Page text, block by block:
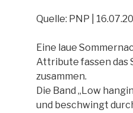
Quelle: PNP |
Eine laue
Attribute fassen das
zusammen.
Die Band „Low
und beschwingt